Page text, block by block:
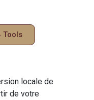
Tools
locale de
de votre